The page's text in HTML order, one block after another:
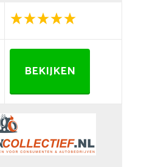
BEKIJKEN